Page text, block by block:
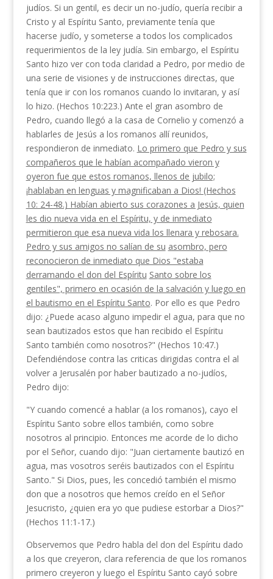
judíos. Si un gentil, es decir un no-judío, quería recibir a
Cristo y al Espíritu Santo, previa­mente tenía que
hacerse judío, y someterse a todos los complicados
requerimientos de la ley judía. Sin embargo, el Espíritu
Santo hizo ver con toda claridad a Pedro, por medio de
una serie de visiones y de instrucciones directas, que
tenía que ir con los roma­nos cuando lo invitaran, y así
lo hizo. (Hechos 10:2­23.) Ante el gran asombro de
Pedro, cuando llegó a la casa de Cornelio y comenzó a
hablarles de Jesús a los romanos allí reunidos,
respondieron de inme­diato. Lo primero que Pedro y sus
compañeros que le habían acompañado vieron y
oyeron fue que estos romanos, llenos de jubilo;
¡hablaban en lenguas y mag­nificaban a Dios! (Hechos
10: 24-48.) Habían abierto sus corazones a Jesús, quien
les dio nueva vida en el Espíritu, y de inmediato
permitieron que esa nueva vida los llenara y rebosara.
Pedro y sus amigos no salían de su asombro, pero
reconocieron de inmediato que Dios "estaba
derramando el don del Espíritu San­to sobre los
gentiles", primero en ocasión de la salva­ción y luego en
el bautismo en el Espíritu Santo. Por ello es que Pedro
dijo: ¿Puede acaso alguno impedir el agua, para que no
sean bautizados estos que han recibido el Espíritu
Santo también como nos­otros?" (Hechos 10:47.)
Defendiéndose contra las cri­ticas dirigidas contra el al
volver a Jerusalén por haber bautizado a no-judíos,
Pedro dijo:
"Y cuando comencé a hablar (a los romanos), cayo el
Espíritu Santo sobre ellos también, como sobre
nosotros al principio. Entonces me acorde de lo dicho
por el Señor, cuando dijo: "Juan ciertamente bautizó en
agua, mas vosotros seréis bautizados con el Es­píritu
Santo." Si Dios, pues, les concedió también el mismo
don que a nosotros que hemos creído en el Señor
Jesucristo, ¿quien era yo que pudiese estorbar a Dios?"
(Hechos 11:1-17.)
Observemos que Pedro habla del don del Espíritu dado
a los que creyeron, clara referencia de que los romanos
primero creyeron y luego el Espíritu Santo cayó sobre